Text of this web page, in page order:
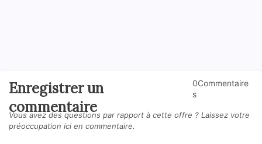
Enregistrer un
commentaire
0Commentaire
s
Vous avez des questions par rapport à cette offre ? Laissez votre
préoccupation ici en commentaire.